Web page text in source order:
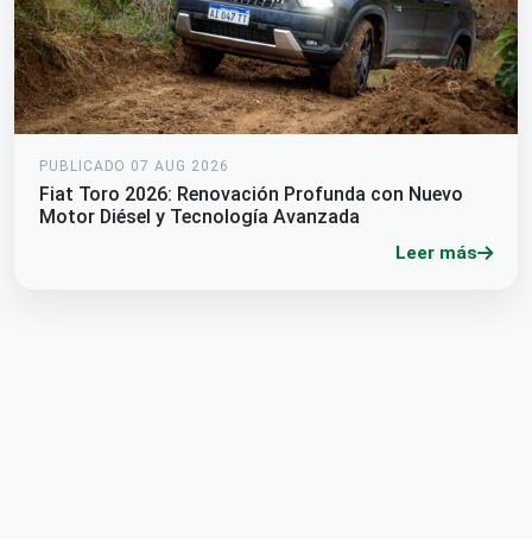
PUBLICADO 07 AUG 2026
Fiat Toro 2026: Renovación Profunda con Nuevo
Motor Diésel y Tecnología Avanzada
Leer más